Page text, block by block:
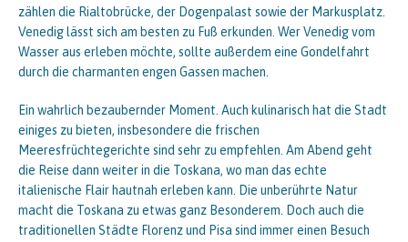
zählen die Rialtobrücke, der Dogenpalast sowie der Markusplatz.
Venedig lässt sich am besten zu Fuß erkunden. Wer Venedig vom
Wasser aus erleben möchte, sollte außerdem eine Gondelfahrt
durch die charmanten engen Gassen machen.
Ein wahrlich bezaubernder Moment. Auch kulinarisch hat die Stadt
einiges zu bieten, insbesondere die frischen
Meeresfrüchtegerichte sind sehr zu empfehlen. Am Abend geht
die Reise dann weiter in die Toskana, wo man das echte
italienische Flair hautnah erleben kann. Die unberührte Natur
macht die Toskana zu etwas ganz Besonderem. Doch auch die
traditionellen Städte Florenz und Pisa sind immer einen Besuch